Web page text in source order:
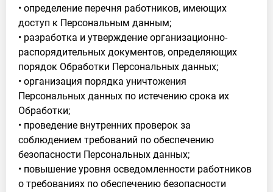
• определение перечня работников, имеющих
доступ к Персональным данным;
• разработка и утверждение организационно-
распорядительных документов, определяющих
порядок Обработки Персональных данных;
• организация порядка уничтожения
Персональных данных по истечению срока их
Обработки;
• проведение внутренних проверок за
соблюдением требований по обеспечению
безопасности Персональных данных;
• повышение уровня осведомленности работников
о требованиях по обеспечению безопасности